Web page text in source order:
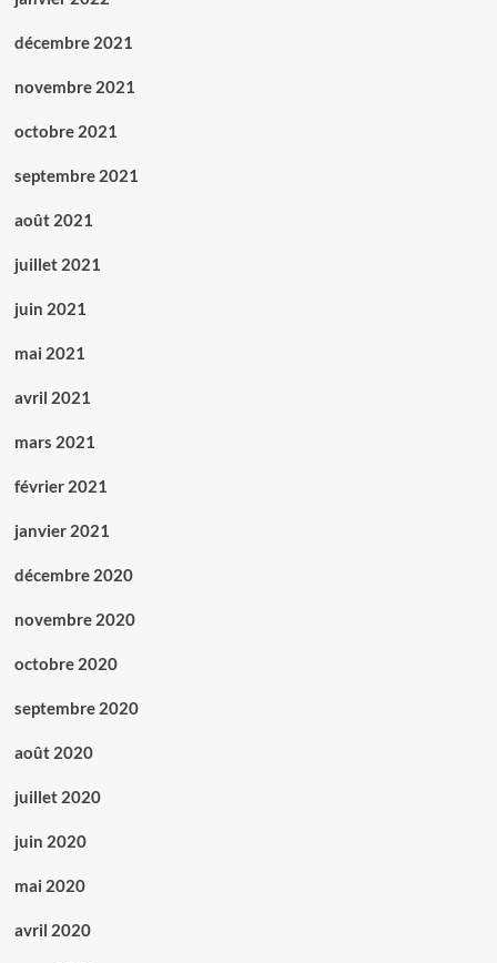
décembre 2021
novembre 2021
octobre 2021
septembre 2021
août 2021
juillet 2021
juin 2021
mai 2021
avril 2021
mars 2021
février 2021
janvier 2021
décembre 2020
novembre 2020
octobre 2020
septembre 2020
août 2020
juillet 2020
juin 2020
mai 2020
avril 2020